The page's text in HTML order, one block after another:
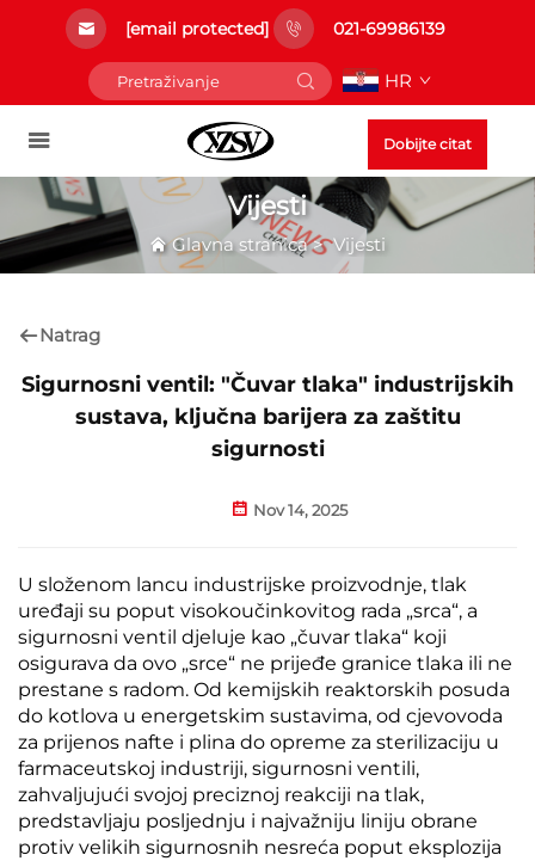
[email protected] 021-69986139
HR
Dobijte citat
Vijesti
Glavna stranica>Vijesti
Natrag
Sigurnosni ventil: "Čuvar tlaka" industrijskih
sustava, ključna barijera za zaštitu
sigurnosti
Nov 14, 2025
U složenom lancu industrijske proizvodnje, tlak
uređaji su poput visokoučinkovitog rada „srca“, a
sigurnosni ventil djeluje kao „čuvar tlaka“ koji
osigurava da ovo „srce“ ne prijeđe granice tlaka ili ne
prestane s radom. Od kemijskih reaktorskih posuda
do kotlova u energetskim sustavima, od cjevovoda
za prijenos nafte i plina do opreme za sterilizaciju u
farmaceutskoj industriji, sigurnosni ventili,
zahvaljujući svojoj preciznoj reakciji na tlak,
predstavljaju posljednju i najvažniju liniju obrane
protiv velikih sigurnosnih nesreća poput eksplozija